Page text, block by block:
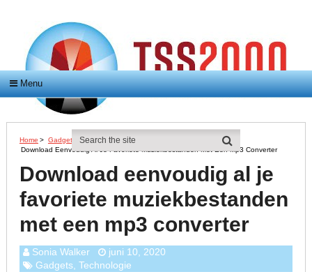
Menu
Home > Gadgets
>
Download Eenvoudig Al Je Favoriete Muziekbestanden Met Een Mp3 Converter
Download eenvoudig al je
favoriete muziekbestanden
met een mp3 converter
Sonia Walker
juni 10, 2020
Gadgets, Technologie